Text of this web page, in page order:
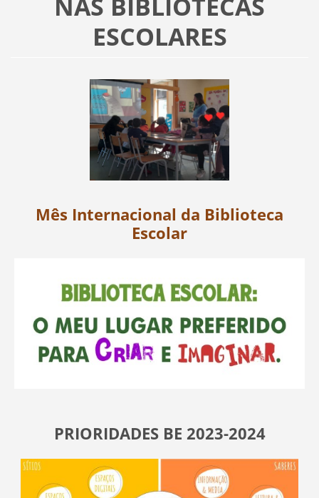
NAS BIBLIOTECAS
ESCOLARES
Mês Internacional da Biblioteca
Escolar
PRIORIDADES BE 2023-2024